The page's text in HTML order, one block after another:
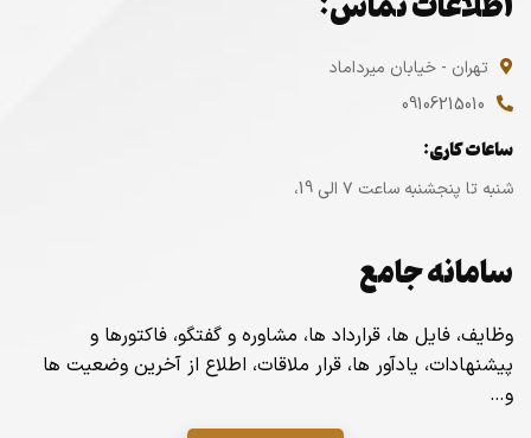
تهران - خیابان میرداماد
09106215010
ساعات کاری:
شنبه تا پنجشنبه ساعت ۷ الی 19،
سامانه جامع
وظایف، فایل ها، قرارداد ها، مشاوره و گفتگو، فاکتورها و
پیشنهادات، یادآور ها، قرار ملاقات، اطلاع از آخرین وضعیت ها
و…